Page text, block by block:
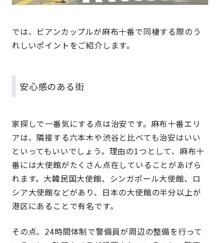
では、ビアンカップルが麻布十番で同棲する際のう
れしいポイントをご紹介します。
安心感のある街
家探しで一番気にする点は治安です。麻布十番エリ
アは、隣接する六本木や渋谷と比べても治安はいい
といってもいいでしょう。理由の1つとして、麻布十
番には大使館がたくさん点在していることがあげら
れます。大韓民国大使館、シンガポール大使館、ロ
シア大使館などがあり、日本の大使館の半分以上が
港区にあることで有名です。
その点、24時間体制で警備員が周辺の整備を行って